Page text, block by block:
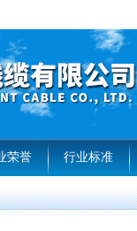
荣誉 行业标准